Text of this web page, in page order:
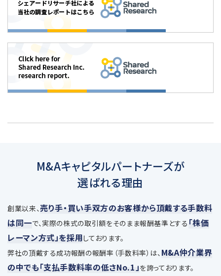
M&Aキャピタルパートナーズが
選ばれる理由
創業以来、売り手・買い手双方のお客様から頂戴する手数料
は同一で、実際の株式の取引額をそのまま報酬基準とする 「株価
レーマン方式」を採用しております。
弊社の頂戴する成功報酬の報酬率（手数料率）は、 M&A仲介業界
の中でも「支払手数料率の低さNo.1」を誇っております。